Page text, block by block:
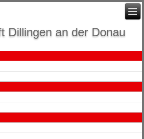
Dillingen an der Donau